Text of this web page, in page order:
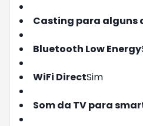
Casting para alguns
Bluetooth Low Energy
WiFi DirectSim
Som da TV para